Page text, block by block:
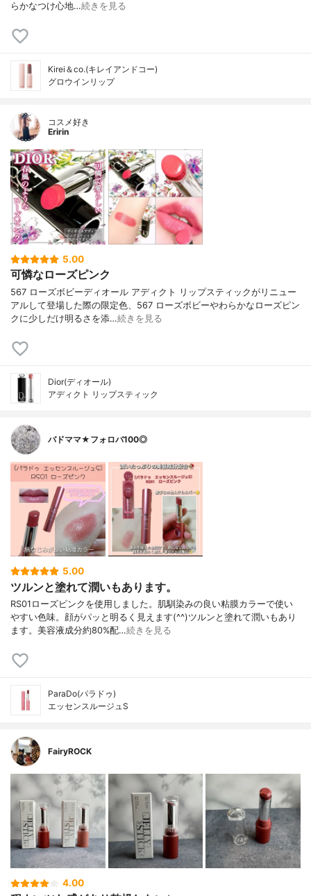
らかなつけ心地…続きを見る
Kirei＆co.(キレイアンドコー)
グロウインリップ
コスメ好き
Eririn
5.00
可憐なローズピンク
567 ローズボビーディオール アディクト リップスティックがリニュー
アルして登場した際の限定色、567 ローズボビーやわらかなローズピン
クに少しだけ明るさを添…続きを見る
Dior(ディオール)
アディクト リップスティック
バドママ★フォロバ100◎
5.00
ツルンと塗れて潤いもあります。
RS01ローズピンクを使用しました。肌馴染みの良い粘膜カラーで使い
やすい色味。顔がパッと明るく見えます(^^)ツルンと塗れて潤いもあり
ます。美容液成分約80%配…続きを見る
ParaDo(パラドゥ)
エッセンスルージュS
FairyROCK
4.00